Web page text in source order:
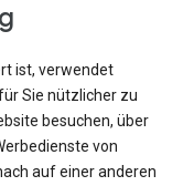
ist, verwendet
Sie nützlicher zu
besuchen, über
von
auf einer anderen